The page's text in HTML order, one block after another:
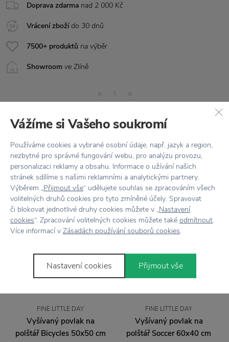
Doprava zdarma nad 2 000 Kč
Vrácení zbožído 30 dnů
7500+ produktů na výběr
Showroom ve Zlíně
Stojí zapozornost
FINE LITTLE DAY
Vyšívaný povlak na
polštář Bicycles 50x50 cm
FINE LITTLE DAY
Vyšívaný povlak na
polštář Soccer 60x40 cm
Vážíme si Vašeho soukromí
Používáme cookies a vybrané osobní údaje, např. jazyk a region,
nezbytné pro správné fungování webu, pro analýzu provozu,
personalizaci reklamy a obsahu. Informace o užívání našich
stránek sdílíme s našimi reklamními a analytickými partnery.
Výběrem „Přijmout vše“ udělujete souhlas se zpracováním všech
volitelných druhů cookies pro tyto zmíněné účely. Spravovat
či blokovat jednotlivé druhy cookies můžete v „Nastavení
cookies“. Zpracování volitelných cookies můžete také odmítnout.
Více informací v Zásadách používání souborů cookies.
Nastavení cookies Přijmout vše